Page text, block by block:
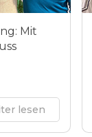
Mit
lesen